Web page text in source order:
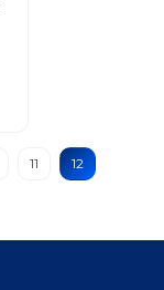
11 12